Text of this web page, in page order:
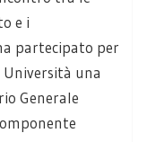
e i
partecipato per
una
Generale